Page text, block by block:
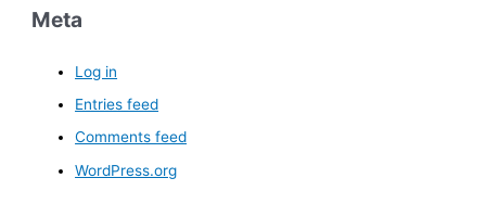
Meta
Log in
Entries feed
Comments feed
WordPress.org